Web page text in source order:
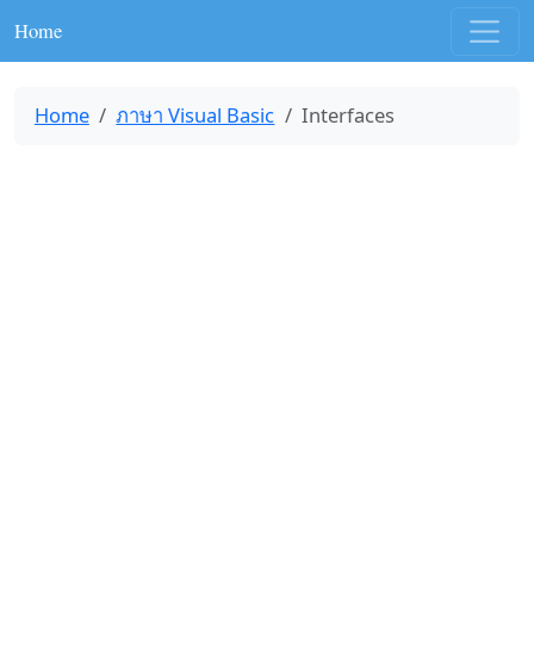
Home
Home ภาษา Visual Basic Interfaces